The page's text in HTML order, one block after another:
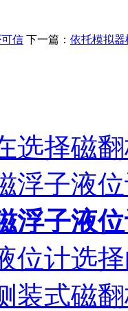
信 下一篇： 依托模拟
选择磁
浮子液
浮子液
位计选
装式磁